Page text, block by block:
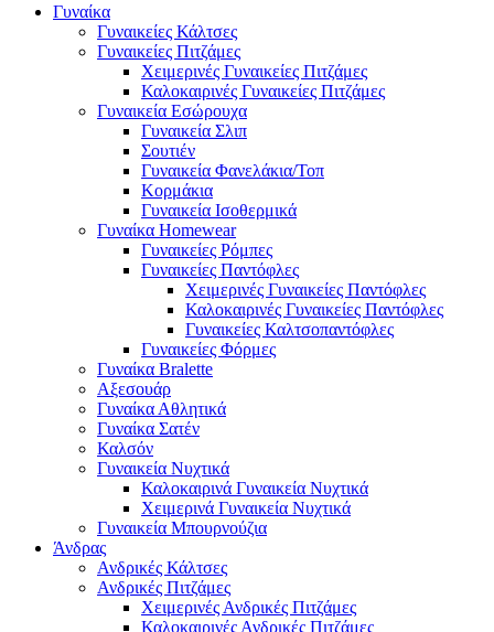
Γυναίκα
Γυναικείες Κάλτσες
Γυναικείες Πιτζάμες
Χειμερινές Γυναικείες Πιτζάμες
Καλοκαιρινές Γυναικείες Πιτζάμες
Γυναικεία Εσώρουχα
Γυναικεία Σλιπ
Σουτιέν
Γυναικεία Φανελάκια/Τοπ
Κορμάκια
Γυναικεία Ισοθερμικά
Γυναίκα Homewear
Γυναικείες Ρόμπες
Γυναικείες Παντόφλες
Χειμερινές Γυναικείες Παντόφλες
Καλοκαιρινές Γυναικείες Παντόφλες
Γυναικείες Καλτσοπαντόφλες
Γυναικείες Φόρμες
Γυναίκα Bralette
Αξεσουάρ
Γυναίκα Αθλητικά
Γυναίκα Σατέν
Καλσόν
Γυναικεία Νυχτικά
Καλοκαιρινά Γυναικεία Νυχτικά
Χειμερινά Γυναικεία Νυχτικά
Γυναικεία Μπουρνούζια
Άνδρας
Ανδρικές Κάλτσες
Ανδρικές Πιτζάμες
Χειμερινές Ανδρικές Πιτζάμες
Καλοκαιρινές Ανδρικές Πιτζάμες